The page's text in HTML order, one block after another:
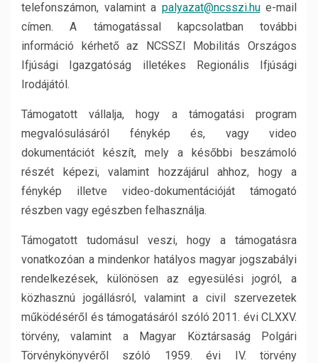
telefonszámon, valamint a palyazat@ncsszi.hue-mail
címen. A támogatással kapcsolatban további
információ kérhető az NCSSZI Mobilitás Országos
Ifjúsági Igazgatóság illetékes Regionális Ifjúsági
Irodájától.
Támogatott vállalja, hogy a támogatási program
megvalósulásáról fénykép és, vagy video
dokumentációt készít, mely a későbbi beszámoló
részét képezi, valamint hozzájárul ahhoz, hogy a
fénykép illetve video-dokumentációját támogató
részben vagy egészben felhasználja.
Támogatott tudomásul veszi, hogy a támogatásra
vonatkozóan a mindenkor hatályos magyar jogszabályi
rendelkezések, különösen az egyesülési jogról, a
közhasznú jogállásról, valamint a civil szervezetek
működéséről és támogatásáról szóló 2011. évi CLXXV.
törvény, valamint a Magyar Köztársaság Polgári
Törvénykönyvéről szóló 1959. évi IV. törvény